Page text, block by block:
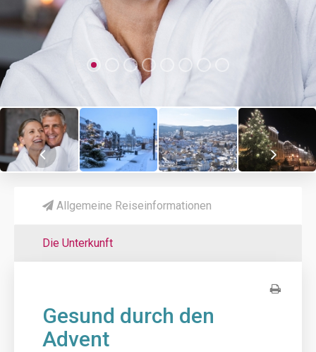
Allgemeine Reiseinformationen
Die Unterkunft
Gesund durch den
Advent